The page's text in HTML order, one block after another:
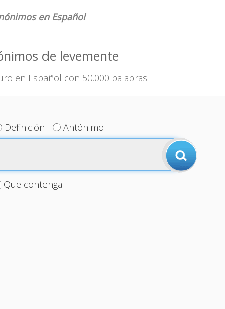
en Español
de levemente
en Español con 50.000 palabras
Definición Antónimo
Que contenga